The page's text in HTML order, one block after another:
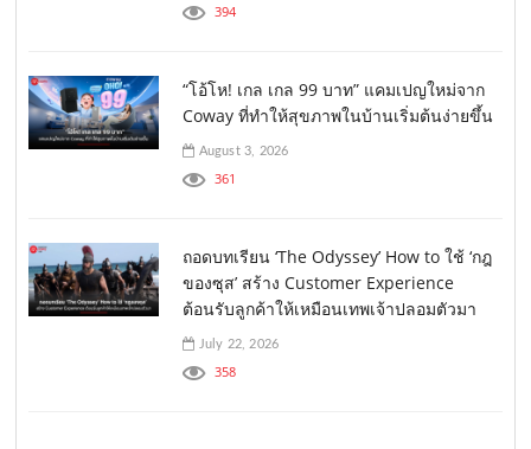
394
“โอ้โห! เกล เกล 99 บาท” แคมเปญใหม่จาก
Coway ที่ทำให้สุขภาพในบ้านเริ่มต้นง่ายขึ้น
August 3, 2026
361
ถอดบทเรียน ‘The Odyssey’ How to ใช้ ‘กฎ
ของซุส’ สร้าง Customer Experience
ต้อนรับลูกค้าให้เหมือนเทพเจ้าปลอมตัวมา
July 22, 2026
358